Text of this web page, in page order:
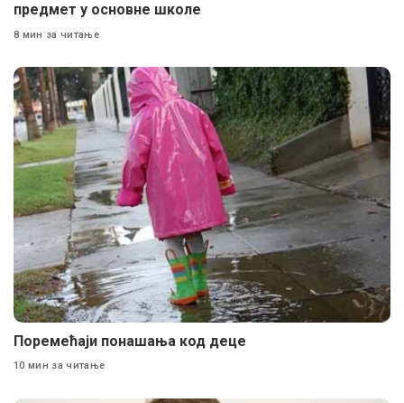
предмет у основне школе
8 мин за читање
Поремећаји понашања код деце
10 мин за читање